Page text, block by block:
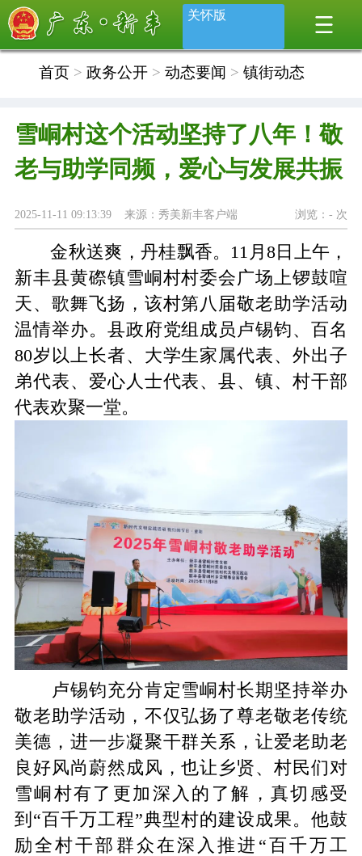
关怀版
首页> 政务公开> 动态要闻 > 镇街动态
雪峒村这个活动坚持了八年！敬
老与助学同频，爱心与发展共振
浏览：- 次
2025-11-11 09:13:39 来源：秀美新丰客户端
金秋送爽，丹桂飘香。 11 月 8日上午，
新丰县黄磜镇雪峒村村委会广场上锣鼓喧
天、歌舞飞扬，该村第八届敬老助学活动
温情举办。 县政府党组成员卢锡钧、百名
80岁以上长者、大学生家属代表、外出子
弟代表、爱心人士代表、县、镇、村干部
代表欢聚一堂。
卢锡钧充分肯定雪峒村长期坚持举办
敬老助学活动 ， 不仅弘扬了尊老敬老传统
美德，进一步凝聚干群关系，让爱老助老
良好风尚蔚然成风，也让乡贤、村民们对
雪峒村有了更加深入的了解，真切感受
到“百千万工程”典型村的建设成果。他鼓
励全村干部群众在深入推进“百千万工